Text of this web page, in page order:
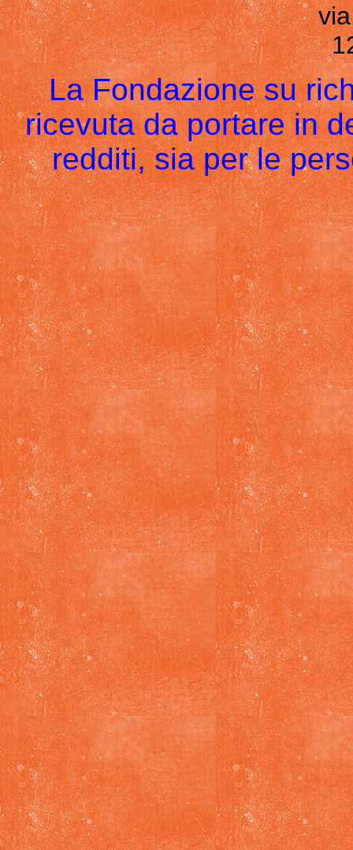
La Fondazione su
ricevuta da portare in
redditi, sia per le